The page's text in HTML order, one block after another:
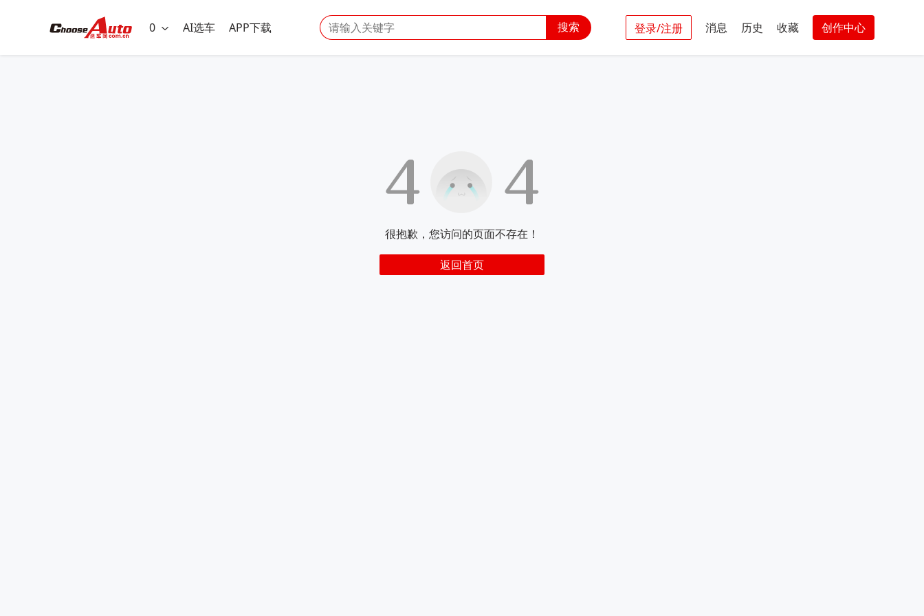
0 AI选车 APP下载 搜索 登录/注册 消息 历史 收藏 创作中心
很抱歉，您访问的页面不存在！
返回首页